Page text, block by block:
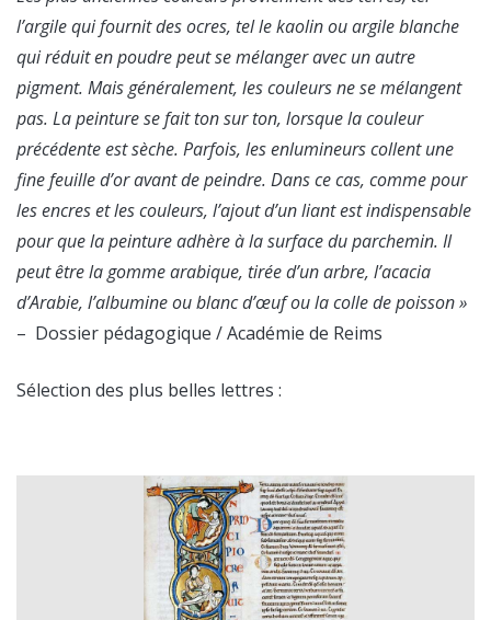
l’argile qui fournit des ocres, tel le kaolin ou argile blanche
qui réduit en poudre peut se mélanger avec un autre
pigment. Mais généralement, les couleurs ne se mélangent
pas. La peinture se fait ton sur ton, lorsque la couleur
précédente est sèche. Parfois, les enlumineurs collent une
fine feuille d’or avant de peindre. Dans ce cas, comme pour
les encres et les couleurs, l’ajout d’un liant est indispensable
pour que la peinture adhère à la surface du parchemin. Il
peut être la gomme arabique, tirée d’un arbre, l’acacia
d’Arabie, l’albumine ou blanc d’œuf ou la colle de poisson »
– Dossier pédagogique / Académie de Reims
Sélection des plus belles lettres :